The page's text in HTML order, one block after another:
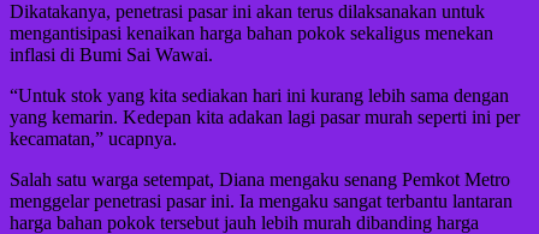
Dikatakanya, penetrasi pasar ini akan terus dilaksanakan untuk
mengantisipasi kenaikan harga bahan pokok sekaligus menekan
inflasi di Bumi Sai Wawai.
“Untuk stok yang kita sediakan hari ini kurang lebih sama dengan
yang kemarin. Kedepan kita adakan lagi pasar murah seperti ini per
kecamatan,” ucapnya.
Salah satu warga setempat, Diana mengaku senang Pemkot Metro
menggelar penetrasi pasar ini. Ia mengaku sangat terbantu lantaran
harga bahan pokok tersebut jauh lebih murah dibanding harga